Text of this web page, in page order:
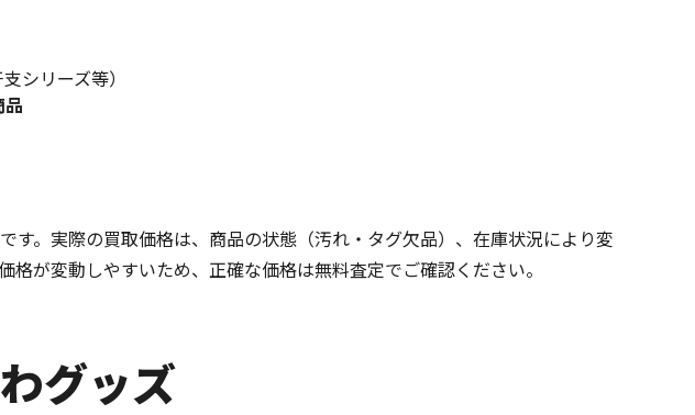
シリーズ等）
品
。実際の買取価格は、商品の状態（汚れ・タグ欠品）、在庫状況により変
が変動しやすいため、正確な価格は無料査定でご確認ください。
グッズ